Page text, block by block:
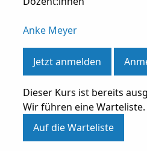
Anke Meyer
Jetzt anmelden
Dieser Kurs ist bereits
Wir führen eine Warteliste.
Auf die Warteliste